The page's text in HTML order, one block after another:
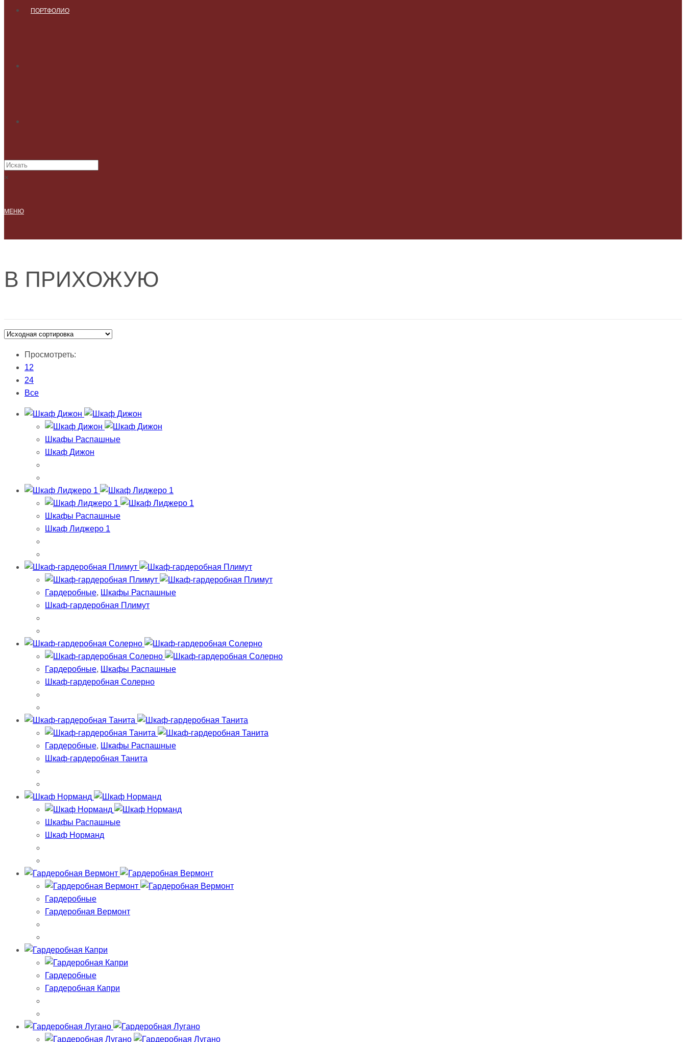
ПОРТФОЛИО
×
МЕНЮ
В ПРИХОЖУЮ
Просмотреть:
12
24
Все
Шкафы Распашные
Шкаф Дижон
Шкафы Распашные
Шкаф Лиджеро 1
Гардеробные, Шкафы Распашные
Шкаф-гардеробная Плимут
Гардеробные, Шкафы Распашные
Шкаф-гардеробная Солерно
Гардеробные, Шкафы Распашные
Шкаф-гардеробная Танита
Шкафы Распашные
Шкаф Норманд
Гардеробные
Гардеробная Вермонт
Гардеробные
Гардеробная Капри